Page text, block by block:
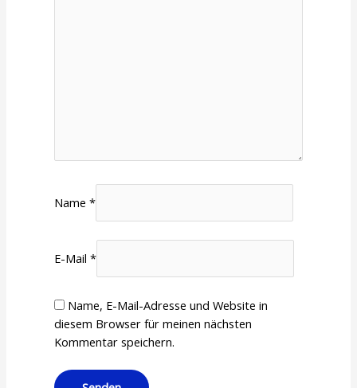
Name*
E-Mail*
Name, E-Mail-Adresse und Website in
diesem Browser für meinen nächsten
Kommentar speichern.